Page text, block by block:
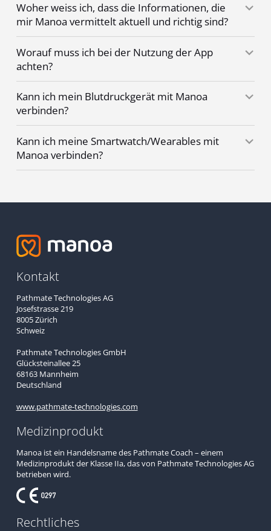
Woher weiss ich, dass die Informationen, die
mir Manoa vermittelt aktuell und richtig sind?
Worauf muss ich bei der Nutzung der App
achten?
Kann ich mein Blutdruckgerät mit Manoa
verbinden?
Kann ich meine Smartwatch/Wearables mit
Manoa verbinden?
Kontakt
Pathmate Technologies AG
Josefstrasse 219
8005 Zürich
Schweiz
Pathmate Technologies GmbH
Glücksteinallee 25
68163 Mannheim
Deutschland
www.pathmate-technologies.com
Medizinprodukt
Manoa ist ein Handelsname des Pathmate Coach – einem
Medizinprodukt der Klasse IIa, das von Pathmate Technologies AG
betrieben wird.
Rechtliches